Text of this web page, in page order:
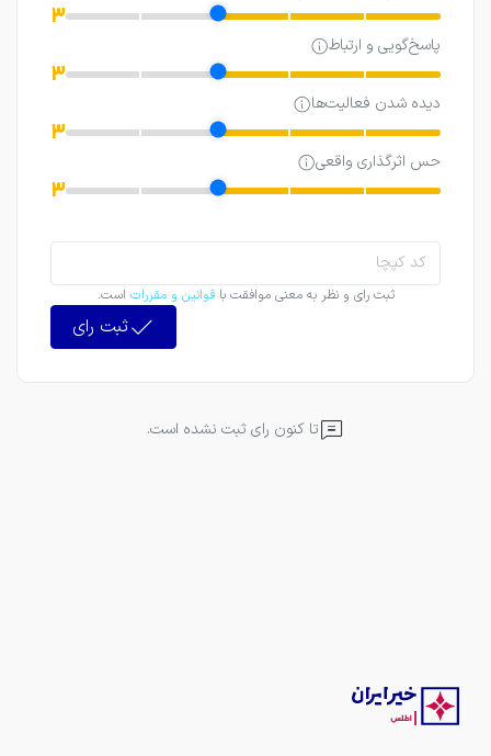
3
پاسخ‌گویی و ارتباط
3
دیده شدن فعالیت‌ها
3
حس اثرگذاری واقعی
3
ثبت رای و نظر به معنی موافقت با قوانین و مقررات است.
ثبت رای
تا کنون رای ثبت نشده است.